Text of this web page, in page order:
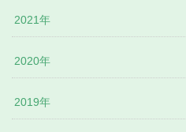
2021年
2020年
2019年